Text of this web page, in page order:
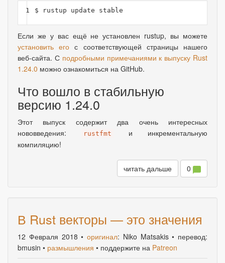
1
Если же у вас ещё не установлен rustup, вы можете
установить его с соответствующей страницы нашего
веб-сайта. С подробными примечаниями к выпуску Rust
1.24.0 можно ознакомиться на GitHub.
Что вошло в стабильную
версию 1.24.0
Этот выпуск содержит два очень интересных
нововведения:
rustfmt
и инкрементальную
компиляцию!
читать дальше 0
В Rust векторы — это значения
12 Февраля 2018• оригинал: Niko Matsakis • перевод:
bmusin • размышления • поддержите на Patreon